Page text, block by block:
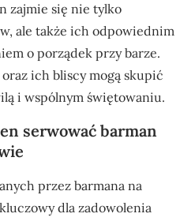
zajmie się nie tylko
ale także ich odpowiednim
o porządek przy barze.
ich bliscy mogą skupić
i wspólnym świętowaniu.
serwować barman
przez barmana na
dla zadowolenia